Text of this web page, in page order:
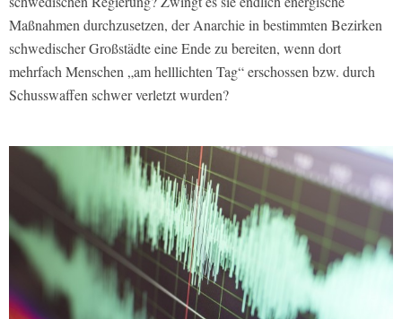
Maßnahmen durchzusetzen, der Anarchie in bestimmten Bezirken
schwedischer Großstädte eine Ende zu bereiten, wenn dort
mehrfach Menschen „am helllichten Tag“ erschossen bzw. durch
Schusswaffen schwer verletzt wurden?